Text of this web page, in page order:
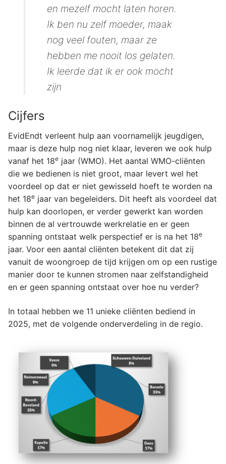
en mezelf mocht laten horen.
Ik ben nu zelf moeder, maak
nog veel fouten, maar ze
hebben me nooit los gelaten.
Ik leerde dat ik er ook mocht
zijn
Cijfers
EvidEndt verleent hulp aan voornamelijk jeugdigen,
maar is deze hulp nog niet klaar, leveren we ook hulp
vanaf het 18e jaar (WMO). Het aantal WMO-cliënten
die we bedienen is niet groot, maar levert wel het
voordeel op dat er niet gewisseld hoeft te worden na
het 18e jaar van begeleiders. Dit heeft als voordeel dat
hulp kan doorlopen, er verder gewerkt kan worden
binnen de al vertrouwde werkrelatie en er geen
spanning ontstaat welk perspectief er is na het 18e
jaar. Voor een aantal cliënten betekent dit dat zij
vanuit de woongroep de tijd krijgen om op een rustige
manier door te kunnen stromen naar zelfstandigheid
en er geen spanning ontstaat over hoe nu verder?
In totaal hebben we 11 unieke cliënten bediend in
2025, met de volgende onderverdeling in de regio.